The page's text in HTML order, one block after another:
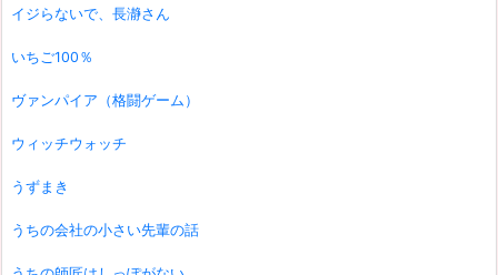
イジらないで、長瀞さん
いちご100％
ヴァンパイア（格闘ゲーム）
ウィッチウォッチ
うずまき
うちの会社の小さい先輩の話